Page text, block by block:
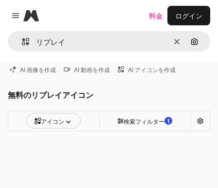
Close menu
Magnific
消去 画像で
料金 ログイン
AI 画像を作成 AI 動画を作成 AI アイコンを作成
無料のリプレイアイコン
アイコン 検索フィルター 1